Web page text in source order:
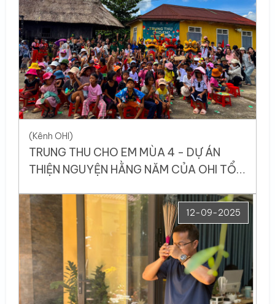
(Kênh OHI)
TRUNG THU CHO EM MÙA 4 - DỰ ÁN
THIỆN NGUYỆN HẰNG NĂM CỦA OHI TỔ
12-09-2025